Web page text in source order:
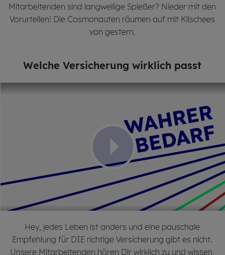
Mitarbeitenden sind langweilige Spießer? Nieder mit den
Vorurteilen! Die Cosmonauten räumen auf mit Klischees
von gestern.
Wel­che Ver­si­che­rung wirk­lich passt
Hey, jedes Leben ist anders und eine pauschale
Empfehlung für DIE richtige Versicherung gibt es nicht.
Unsere Mitarbeitenden hören Dir wirklich zu und wissen,